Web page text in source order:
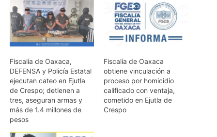
Fiscalía de Oaxaca,
DEFENSA y Policía Estatal
ejecutan cateo en Ejutla
de Crespo; detienen a
tres, aseguran armas y
más de 1.4 millones de
pesos
Fiscalía de Oaxaca
obtiene vinculación a
proceso por homicidio
calificado con ventaja,
cometido en Ejutla de
Crespo